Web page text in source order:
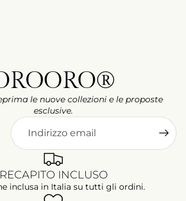
le nuove collezioni e le proposte
esclusive.
RECAPITO INCLUSO
inclusa in Italia su tutti gli ordini.